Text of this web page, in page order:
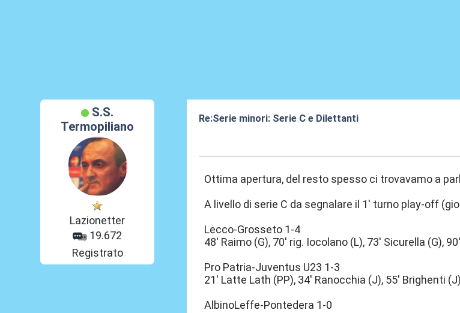
S.S.
Termopiliano
Lazionetter
19.672
Registrato
Re:Serie minori: Serie C e Dilettanti
Ottima apertura, del resto spesso ci trovavamo a
A livello di serie C da segnalare il 1' turno play-off
Lecco-Grosseto 1-4
48' Raimo (G), 70' rig. Iocolano (L), 73' Sicurella (G),
Pro Patria-Juventus U23 1-3
21' Latte Lath (PP), 34' Ranocchia (J), 55' Brighenti
AlbinoLeffe-Pontedera 1-0